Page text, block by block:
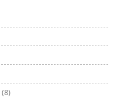
(8)